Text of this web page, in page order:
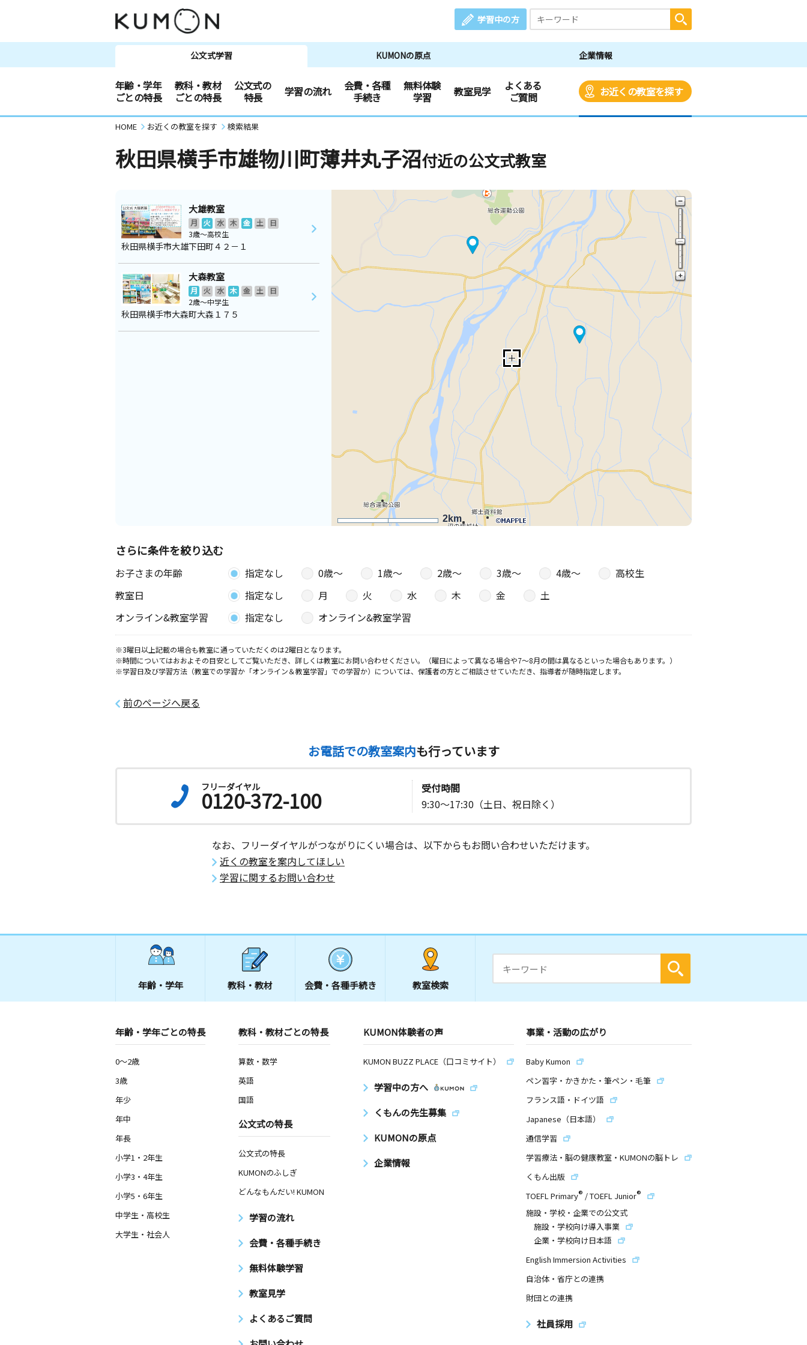
学習中の方
公文式学習 KUMONの原点 企業情報
年齢・学年
ごとの特長
教科・教材
ごとの特長
公文式の
特長
学習の流れ
会費・各種
手続き
無料体験
学習
教室見学
よくある
ご質問
お近くの教室を探す
HOME お近くの教室を探す 検索結果
秋田県横手市雄物川町薄井丸子沼付近の公文式教室
2km
大雄教室
月 火 水 木 金 土
日
3歳～高校生
秋田県横手市大雄下田町４２－１
大森教室
月 火 水 木 金 土
日
2歳～中学生
秋田県横手市大森町大森１７５
さらに条件を絞り込む
お子さまの年齢 指定なし 0歳〜 1歳〜 2歳〜 3歳〜 4歳〜
高校生
教室日
指定なし 月 火 水 木 金
土
オンライン&教室学習
指定なし オンライン&教室学習
※3曜日以上記載の場合も教室に通っていただくのは2曜日となります。
※時間についてはおおよその目安としてご覧いただき、詳しくは教室にお問い合わせください。（曜日によって異なる場合や7～8月の間は異なるといった場合もあります。）
※学習日及び学習方法（教室での学習か「オンライン＆教室学習」での学習か）については、保護者の方とご相談させていただき、指導者が随時指定します。
前のページへ戻る
お電話での教室案内も行っています
フリーダイヤル
0120-372-100
受付時間
9:30～17:30（土日、祝日除く）
なお、フリーダイヤルがつながりにくい場合は、以下からもお問い合わせいただけます。
近くの教室を案内してほしい
学習に関するお問い合わせ
年齢・学年 教科・教材 会費・ 各種手続き 教室検索
年齢・学年ごとの特長
0～2歳
3歳
年少
年中
年長
小学1・2年生
小学3・4年生
小学5・6年生
中学生・高校生
大学生・社会人
教科・教材ごとの特長
算数・数学
英語
国語
公文式の特長
公文式の特長
KUMONのふしぎ
どんなもんだい! KUMON
学習の流れ
会費・各種手続き
無料体験学習
教室見学
よくあるご質問
KUMON体験者の声
KUMON BUZZ PLACE（口コミサイト）
学習中の方へ
くもんの先生募集
KUMONの原点
企業情報
事業・活動の広がり
Baby Kumon
ペン習字・かきかた・筆ペン・毛筆
フランス語・ドイツ語
Japanese（日本語）
通信学習
学習療法・脳の健康教室・KUMONの脳トレ
くもん出版
TOEFL Primary® /TOEFL Junior®
施設・学校・企業での公文式
施設・学校向け導入事業
企業・学校向け日本語
English Immersion Activities
自治体・省庁との連携
財団との連携
社員採用